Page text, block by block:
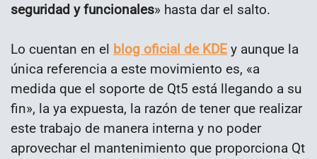
seguridad y funcionales» hasta dar el salto.
Lo cuentan en el blog oficial de KDE y aunque la
única referencia a este movimiento es, «a
medida que el soporte de Qt5 está llegando a su
fin», la ya expuesta, la razón de tener que realizar
este trabajo de manera interna y no poder
aprovechar el mantenimiento que proporciona Qt